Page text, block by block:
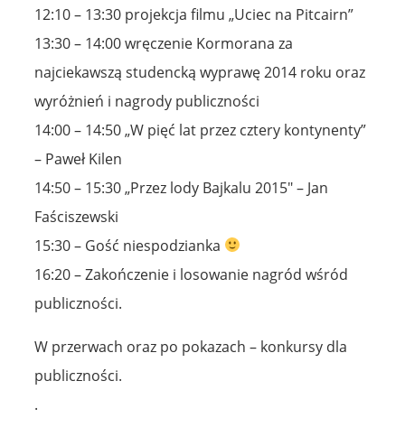
12:10 – 13:30 projekcja filmu „Uciec na Pitcairn”
13:30 – 14:00 wręczenie Kormorana za
najciekawszą studencką wyprawę 2014 roku oraz
wyróżnień i nagrody publiczności
14:00 – 14:50 „W pięć lat przez cztery kontynenty”
– Paweł Kilen
14:50 – 15:30 „Przez lody Bajkalu 2015″ – Jan
Faściszewski
15:30 – Gość niespodzianka
16:20 – Zakończenie i losowanie nagród wśród
publiczności.
W przerwach oraz po pokazach – konkursy dla
publiczności.
.